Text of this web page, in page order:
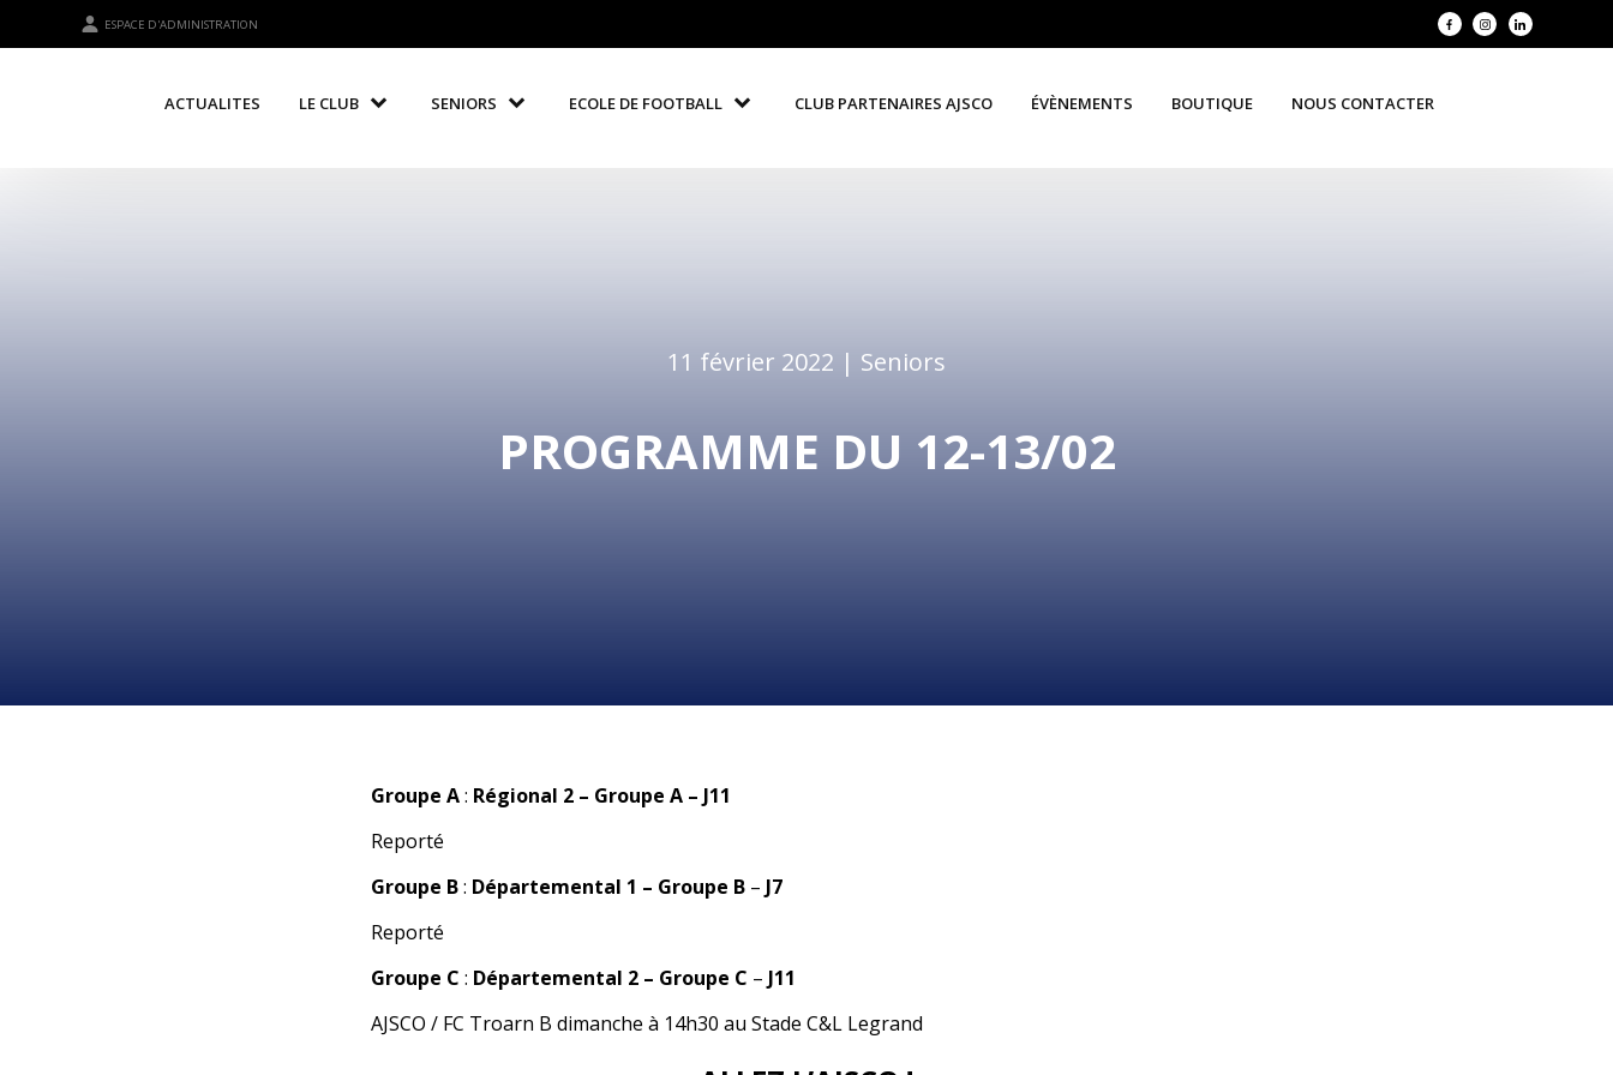
ESPACE D'ADMINISTRATION
ACTUALITES LE CLUB SENIORS ECOLE DE FOOTBALL CLUB PARTENAIRES AJSCO ÉVÈNEMENTS BOUTIQUE NOUS CONTACTER
11 février 2022 | Seniors
PROGRAMME DU 12-13/02
Groupe A: Régional 2 – Groupe A – J11
Reporté
Groupe B: Départemental 1 – Groupe B – J7
Reporté
Groupe C : Départemental 2 – Groupe C – J11
AJSCO / FC Troarn B dimanche à 14h30 au Stade C&L Legrand